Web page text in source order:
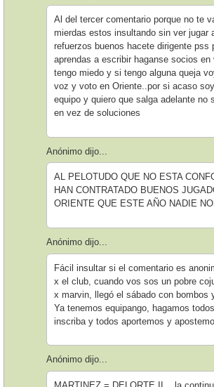
Al del tercer comentario porque no te
mierdas estos insultando sin ver jugar
refuerzos buenos hacete dirigente
aprendas a escribir haganse socios
tengo miedo y si tengo alguna queja
voz y voto en Oriente..por si acaso
equipo y quiero que salga adelante
en vez de soluciones
Anónimo dijo...
AL PELOTUDO QUE NO ESTA
HAN CONTRATADO BUENOS
ORIENTE QUE ESTE AÑO NADIE
Anónimo dijo...
Fácil insultar si el comentario es
x el club, cuando vos sos un pobre
x marvin, llegó el sábado con bombos
Ya tenemos equipango, hagamos
inscriba y todos aportemos y
Anónimo dijo...